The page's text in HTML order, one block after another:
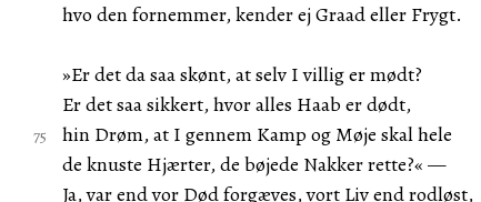
hvo den fornemmer, kender ej Graad eller Frygt.
»Er det da saa skønt, at selv I villig er mødt?
Er det saa sikkert, hvor alles Haab er dødt,
hin Drøm, at I gennem Kamp og Møje skal hele
de knuste Hjærter, de bøjede Nakker rette?« —
Ja, var end vor Død forgæves, vort Liv end rodløst,